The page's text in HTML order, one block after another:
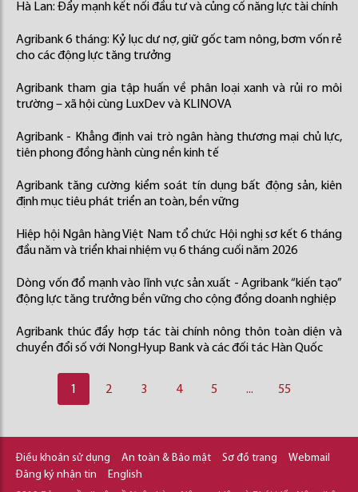
Hà Lan: Đẩy mạnh kết nối đầu tư và củng cố năng lực tài chính
Agribank 6 tháng: Kỷ lục dư nợ, giữ gốc tam nông, bơm vốn rẻ
cho các động lực tăng trưởng
Agribank tham gia tập huấn về phân loại xanh và rủi ro môi
trường – xã hội cùng LuxDev và KLINOVA
Agribank - Khẳng định vai trò ngân hàng thương mại chủ lực,
tiên phong đồng hành cùng nền kinh tế
Agribank tăng cường kiểm soát tín dụng bất động sản, kiên
định mục tiêu phát triển an toàn, bền vững
Hiệp hội Ngân hàng Việt Nam tổ chức Hội nghị sơ kết 6 tháng
đầu năm và triển khai nhiệm vụ 6 tháng cuối năm 2026
Dòng vốn đổ mạnh vào lĩnh vực sản xuất - Agribank “kiến tạo”
động lực tăng trưởng bền vững cho cộng đồng doanh nghiệp
Agribank thúc đẩy hợp tác tài chính nông thôn toàn diện và
chuyển đổi số với NongHyup Bank và các đối tác Hàn Quốc
1 2 3 4 5 ... 55
Điều khoản sử dụng An toàn & Bảo mật Sơ đồ trang
Webmail
Đăng ký nhận tin
English